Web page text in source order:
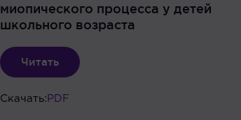
миопического процесса у детей
школьного возраста
Читать
Скачать: PDF